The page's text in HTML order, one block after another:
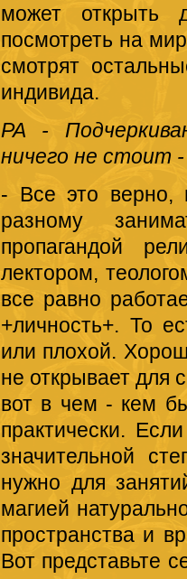
может открыть
посмотреть на
смотрят
индивида.
РА -
ничего не стоит
- Все это верно,
разному
пропагандой
лектором,
все равно
+личность+. То
или плохой.
не открывает для
вот в чем - кем
практически.
значительной
нужно для
магией
пространства и
Вот представьте